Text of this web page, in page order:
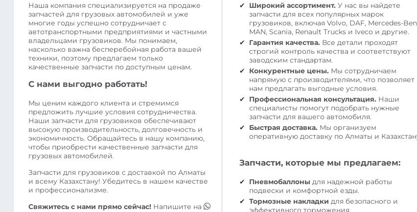
Наша компания специализируется на продаже
запчастей для грузовых автомобилей и уже
многие годы успешно сотрудничает с
автотранспортными предприятиями и частными
владельцами грузовиков. Мы понимаем,
насколько важна бесперебойная работа вашей
техники, поэтому предлагаем только
качественные запчасти по доступным ценам.
С нами выгодно работать!
Мы ценим каждого клиента и стремимся
предложить лучшие условия сотрудничества.
Наши запчасти для грузовиков обеспечивают
высокую производительность, долговечность и
экономичность. Обращайтесь в нашу компанию,
чтобы приобрести качественные запчасти для
грузовых автомобилей.
Запчасти для грузовиков с доставкой по Алматы
и всему Казахстану! Убедитесь в нашем качестве
и профессионализме.
Свяжитесь с нами прямо сейчас! Напишите на
Широкий ассортимент. У нас вы найдете
запчасти для всех популярных марок
грузовиков, включая Volvo, DAF, Mercedes-
MAN, Scania, Renault Trucks и Iveco и другие.
Гарантия качества. Все детали проходят
строгий контроль качества и соответствуют
заводским стандартам.
Конкурентные цены. Мы сотрудничаем
напрямую с производителями, что позволяет
нам предлагать выгодные условия.
Профессиональная консультация. Наши
специалисты помогут подобрать нужные
запчасти для вашего автомобиля.
Быстрая доставка. Мы организуем
оперативную доставку по Алматы и
Запчасти, которые мы предлагаем:
Пневмобаллоны для надежной работы
подвески и комфортной езды.
Тормозные накладки для безопасного и
эффективного торможения.